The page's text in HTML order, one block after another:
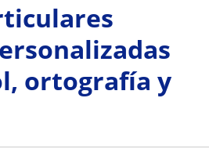
ortografía y